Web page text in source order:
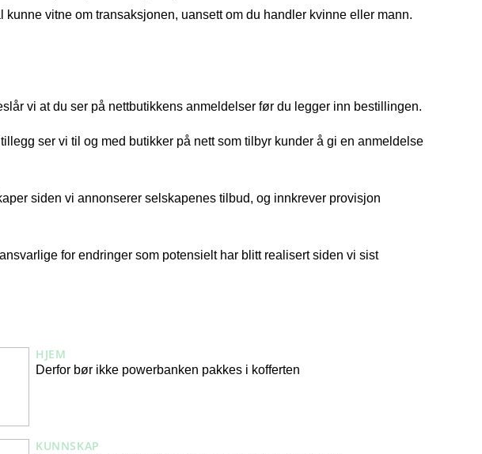
vitne om transaksjonen, uansett om du handler kvinne eller mann.
vi at du ser på nettbutikkens anmeldelser før du legger inn bestillingen.
ser vi til og med butikker på nett som tilbyr kunder å gi en anmeldelse
siden vi annonserer selskapenes tilbud, og innkrever provisjon
for endringer som potensielt har blitt realisert siden vi sist
HJEM
Derfor bør ikke powerbanken pakkes i kofferten
KUNNSKAP